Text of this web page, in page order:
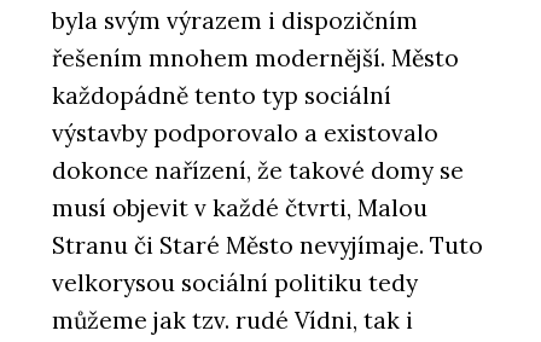
byla svým výrazem i dispozičním
řešením mnohem modernější. Město
každopádně tento typ sociální
výstavby podporovalo a existovalo
dokonce nařízení, že takové domy se
musí objevit v každé čtvrti, Malou
Stranu či Staré Město nevyjímaje. Tuto
velkorysou sociální politiku tedy
můžeme jak tzv. rudé Vídni, tak i